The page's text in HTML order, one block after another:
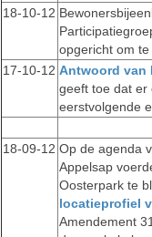
18-10-12
opgericht om
17-10-12 Antwoord van
geeft toe dat er
eerstvolgende
18-09-12 Op de agenda
Appelsap
Oosterpark te
locatieprofiel
Amendement